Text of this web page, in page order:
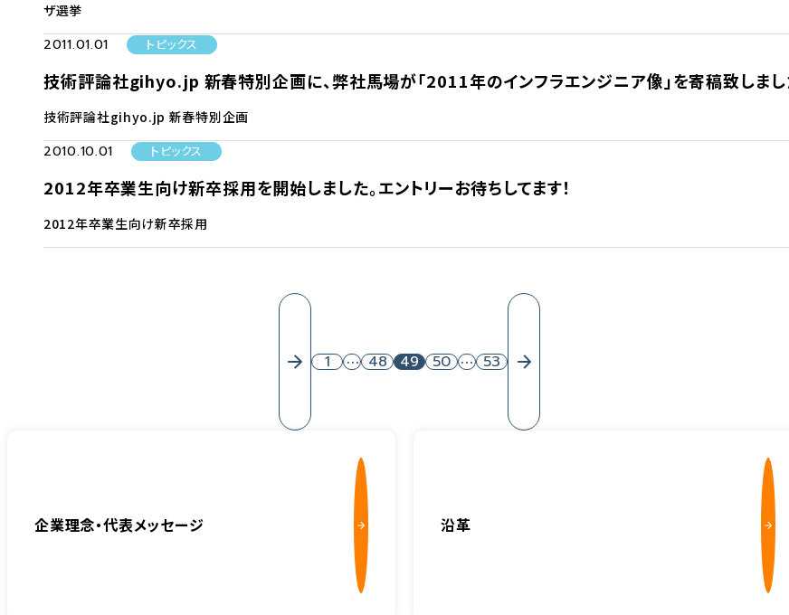
ザ選挙
2011.01.01 トピックス
技術評論社gihyo.jp 新春特別企画に、弊社馬場が「2011年のインフラエンジニア像」を寄稿致しまし
技術評論社gihyo.jp 新春特別企画
2010.10.01 トピックス
2012年卒業生向け新卒採用を開始しました。エントリーお待ちしてます！
2012年卒業生向け新卒採用
1 … 48 49 50 … 53
企業理念・代表メッセージ 沿革